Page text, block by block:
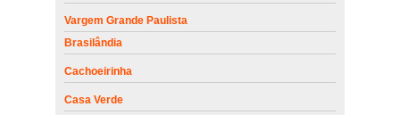
Vargem Grande Paulista
Brasilândia
Cachoeirinha
Casa Verde